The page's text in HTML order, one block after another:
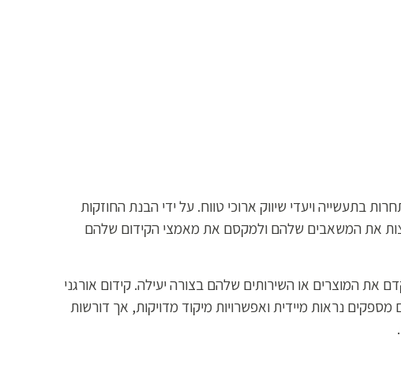
בתעשייה ויעדי שיווק ארוכי טווח. על ידי הבנת החוזקות
את המשאבים שלהם ולמקסם את מאמצי הקידום שלהם
את המוצרים או השירותים שלהם בצורה יעילה. קידום אורגני
נראות מיידית ואפשרויות מיקוד מדויקות, אך דורשות